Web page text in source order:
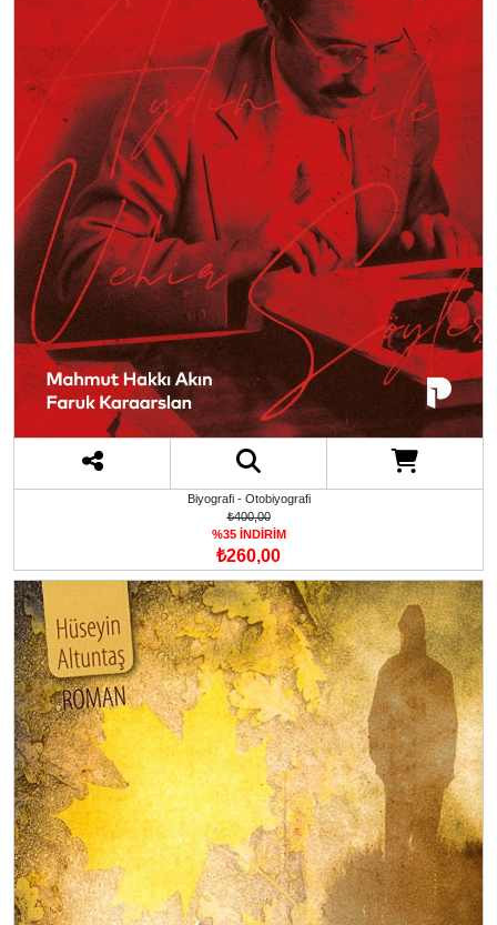
Biyografi - Otobiyografi
₺400,00
%35 İNDİRİM
₺260,00